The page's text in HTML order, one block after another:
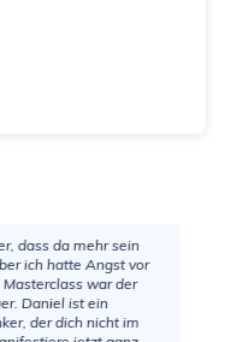
da mehr sein
hatte Angst vor
war der
ist ein
dich nicht im